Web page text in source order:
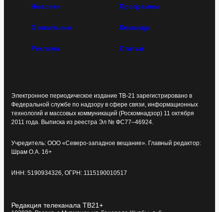
Новости Программы
О компании Команда
Реклама Статьи
Электронное периодическое издание ТВ-21 зарегистрировано в
Федеральной службе по надзору в сфере связи, информационных
технологий и массовых коммуникаций (Роскомнадзор) 11 октября
2011 года. Выписка из реестра Эл № ФС77–46924.
Учредитель: ООО «Северо-западное вещание». Главный редактор:
Шрам О.А. 16+
ИНН: 5190934326, ОГРН: 1115190010517
Редакция телеканала ТВ21+